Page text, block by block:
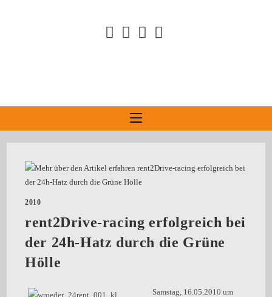
2010
rent2Drive-racing erfolgreich bei
der 24h-Hatz durch die Grüne
Hölle
Samstag, 16.05.2010 um